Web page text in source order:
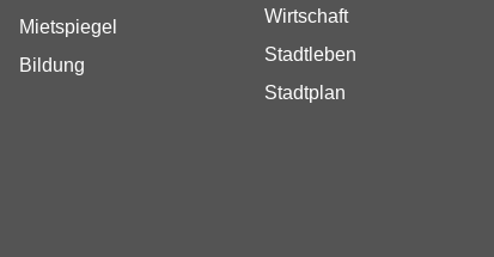
Mietspiegel
Bildung
Wirtschaft
Stadtleben
Stadtplan